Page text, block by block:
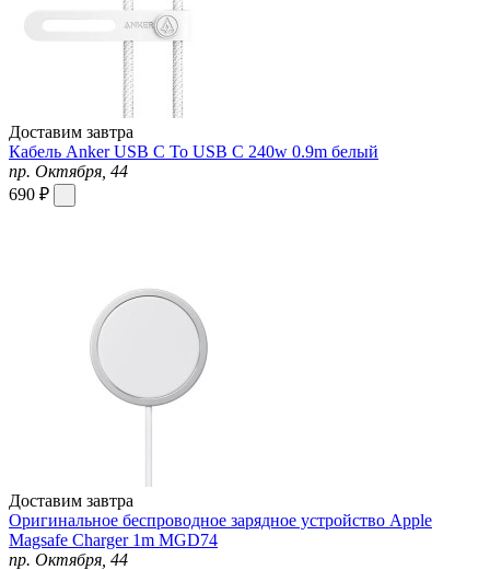
Доставим завтра
Кабель Anker USB C To USB C 240w 0.9m белый
пр. Октября, 44
690 ₽
Доставим завтра
Оригинальное беспроводное зарядное устройство Apple
Magsafe Charger 1m MGD74
пр. Октября, 44